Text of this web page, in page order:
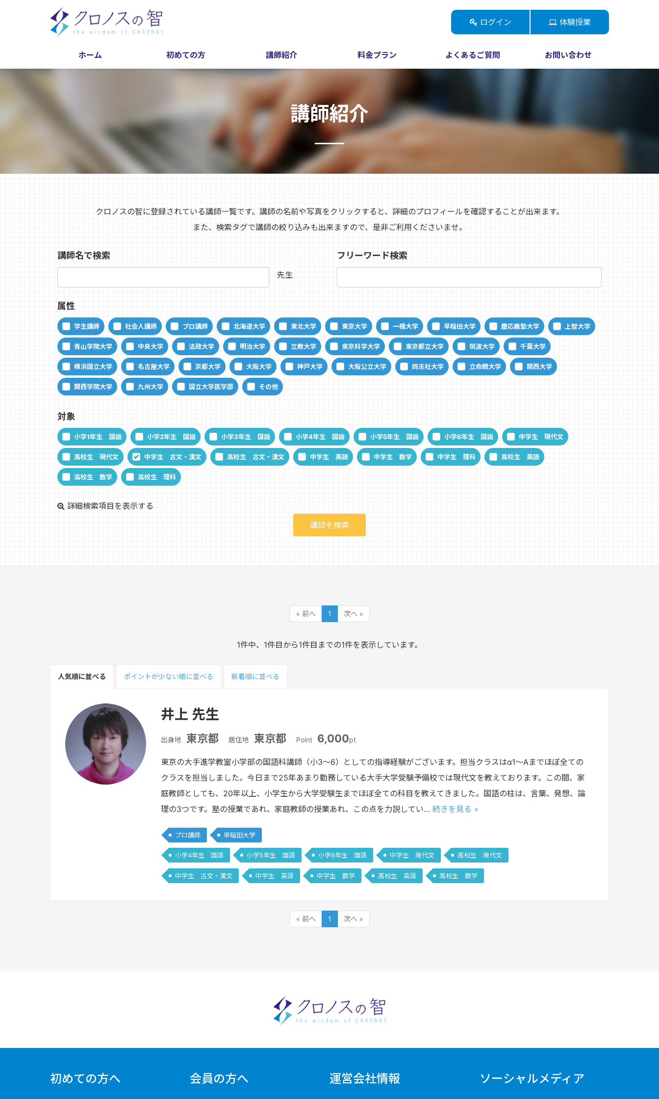
ログイン 体験授業
ホーム 初めての方 講師紹介 料金プラン よくあるご質問 お問い合わせ
講師紹介
クロノスの智に登録されている講師一覧です。講師の名前や写真をクリックすると、詳細のプロフィールを確認することが出来ます。
また、検索タグで講師の絞り込みも出来ますので、是非ご利用くださいませ。
講師名で検索
先生
フリーワード検索
属性
学生講師 社会人講師 プロ講師 北海道大学 東北大学 東京大学 一橋大学 早稲田大学 慶応義塾大学 上智大学
青山学院大学 中央大学 法政大学 明治大学 立教大学 東京科学大学 東京都立大学 筑波大学 千葉大学
横浜国立大学 名古屋大学 京都大学 大阪大学 神戸大学 大阪公立大学 同志社大学 立命館大学 関西大学
関西学院大学 九州大学 国立大学医学部 その他
対象
小学1年生 国語 小学2年生 国語 小学3年生 国語 小学4年生 国語 小学5年生 国語 小学6年生 国語 中学生 現代文
高校生 現代文 中学生 古文・漢文 高校生 古文・漢文 中学生 英語 中学生 数学 中学生 理科 高校生 英語
高校生 数学 高校生 理科
詳細検索項目を表示する
« 前へ 1 次へ »
1件中、1件目から1件目までの1件を表示しています。
人気順に並べる ポイントが少ない順に並べる 新着順に並べる
井上 先生
出身地 東京都 居住地 東京都 Point 6,000pt
東京の大手進学教室小学部の国語科講師（小3～6）としての指導経験がございます。担当クラスはα1〜Aまでほぼ全ての
クラスを担当しました。今日まで25年あまり勤務している大手大学受験予備校では現代文を教えております。この間、家
庭教師としても、20年以上、小学生から大学受験生までほぼ全ての科目を教えてきました。国語の柱は、言葉、発想、論
理の3つです。塾の授業であれ、家庭教師の授業あれ、この点を力説してい… 続きを見る »
プロ講師 早稲田大学
小学4年生 国語 小学5年生 国語 小学6年生 国語 中学生 現代文 高校生 現代文
中学生 古文・漢文 中学生 英語 中学生 数学 高校生 英語 高校生 数学
« 前へ 1 次へ »
初めての方へ 会員の方へ 運営会社情報 ソーシャルメディア